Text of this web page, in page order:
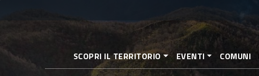
al
contenido
principal
SCOPRI IL TERRITORIO EVENTI COMUNI